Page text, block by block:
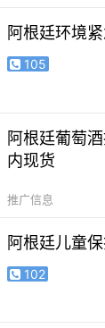
阿根廷环境
105
阿根廷葡萄
内现货
推广信息
阿根廷儿童
102